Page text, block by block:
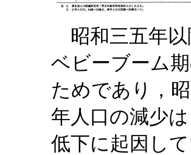
昭和三五年以
ベビーブーム
ためであり，
年人口の減少
低下に起因し